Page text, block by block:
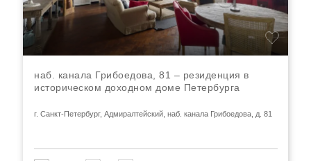
наб. канала Грибоедова, 81 – резиденция в
историческом доходном доме Петербурга
г. Санкт-Петербург, Адмиралтейский, наб. канала Грибоедова, д. 81